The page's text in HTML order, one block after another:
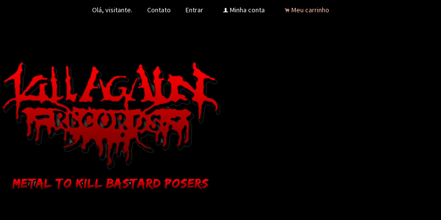
Olá, visitante. Contato Entrar f Minha conta . Meu carrinho